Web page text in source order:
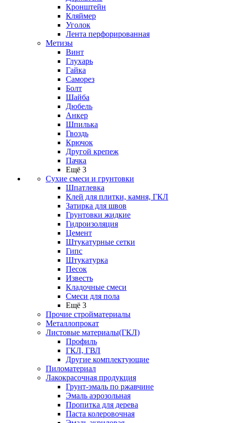
Кронштейн
Кляймер
Уголок
Лента перфорированная
Метизы
Винт
Глухарь
Гайка
Саморез
Болт
Шайба
Дюбель
Анкер
Шпилька
Гвоздь
Крючок
Другой крепеж
Пачка
Ещё 3
Сухие смеси и грунтовки
Шпатлевка
Клей для плитки, камня, ГКЛ
Затирка для швов
Грунтовки жидкие
Гидроизоляция
Цемент
Штукатурные сетки
Гипс
Штукатурка
Песок
Известь
Кладочные смеси
Смеси для пола
Ещё 3
Прочие стройматериалы
Металлопрокат
Листовые материалы(ГКЛ)
Профиль
ГКЛ, ГВЛ
Другие комплектующие
Пиломатериал
Лакокрасочная продукция
Грунт-эмаль по ржавчине
Эмаль аэрозольная
Пропитка для дерева
Паста колеровочная